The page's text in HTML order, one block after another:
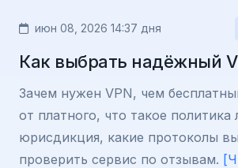
июн 08, 2026 14:37 дня
Как выбрать надёжный
Зачем нужен VPN, чем
от платного, что такое политика
юрисдикция, какие протоколы
проверить сервис по отзывам.